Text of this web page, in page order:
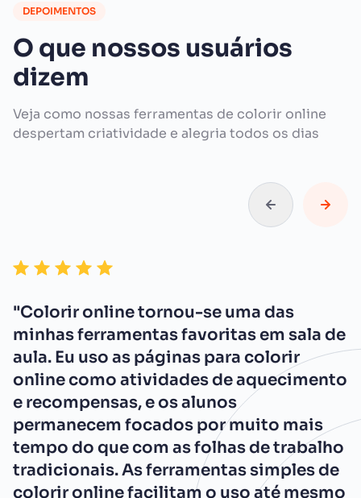
DEPOIMENTOS
O que nossos usuários
dizem
Veja como nossas ferramentas de colorir online
despertam criatividade e alegria todos os dias
"Colorir online tornou-se uma das
minhas ferramentas favoritas em sala de
aula. Eu uso as páginas para colorir
online como atividades de aquecimento
e recompensas, e os alunos
permanecem focados por muito mais
tempo do que com as folhas de trabalho
tradicionais. As ferramentas simples de
colorir online facilitam o uso até mesmo